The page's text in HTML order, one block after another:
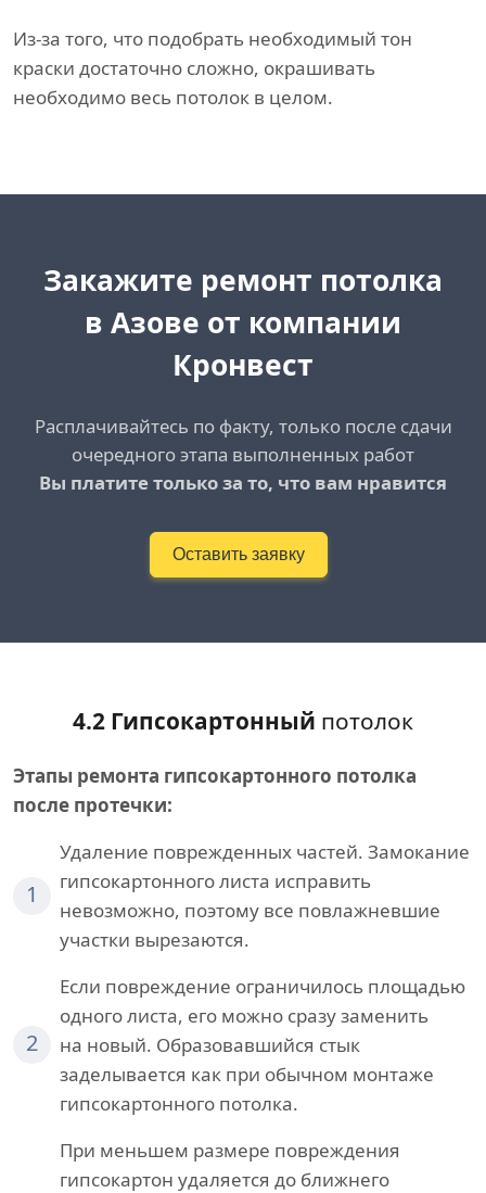
Из-за того, что подобрать необходимый тон
краски достаточно сложно, окрашивать
необходимо весь потолок в целом.
Закажите ремонт потолка
в Азове от компании
Кронвест
Расплачивайтесь по факту, только после сдачи
очередного этапа выполненных работ
Вы платите только за то, что вам нравится
Оставить заявку
4.2 Гипсокартонный потолок
Этапы ремонта гипсокартонного потолка
после протечки:
1
Удаление поврежденных частей. Замокание
гипсокартонного листа исправить
невозможно, поэтому все повлажневшие
участки вырезаются.
2
Если повреждение ограничилось площадью
одного листа, его можно сразу заменить
на новый. Образовавшийся стык
заделывается как при обычном монтаже
гипсокартонного потолка.
При меньшем размере повреждения
гипсокартон удаляется до ближнего